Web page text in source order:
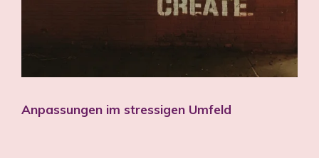
Anpassungen im stressigen Umfeld